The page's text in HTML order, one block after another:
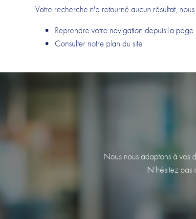
Votre recherche n'a retourné aucun résultat,
Reprendre votre navigation depuis la page
Consulter notre plan du site
Nous nous adaptons à vos
N’hésitez